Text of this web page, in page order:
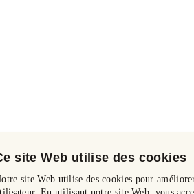
site Web utilise des cookies
site Web utilise des cookies pour